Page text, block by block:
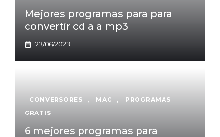
Mejores programas para para
convertir cd a a mp3
23/06/2023
CONVERSORES , MAC ,
PROGRAMAS
GRATIS
6 mejores programas para